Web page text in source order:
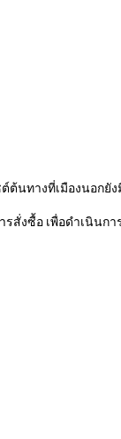
ทางที่เมืองนอกยัง
งซื้อ เพื่อดำเนินกา